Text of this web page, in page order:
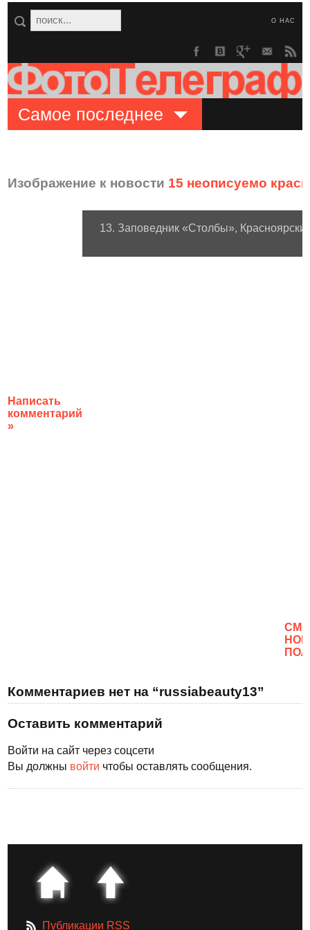
О НАС
Самое последнее
Изображение к новости 15 неописуемо
Написать
комментарий
»
13. Заповедник «Столбы»,
Комментариев нет на “russiabeauty13”
Оставить комментарий
Войти на сайт через соцсети
Вы должны войти чтобы оставлять сообщения.
Публикации RSS